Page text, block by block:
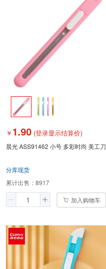
￥ 1.90 (登录显示结算价)
晨光 ASS91462 小号 多彩时尚 美工刀
分库现货
累计出售： 8917
加入购物车